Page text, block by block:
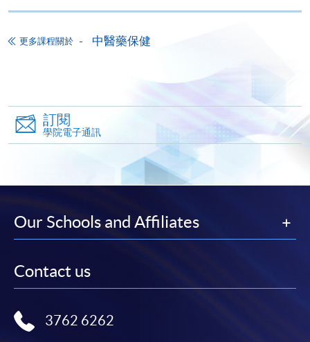
辦事」、微信支付（WeChat Pay）或支付寶
如以劃線支票或銀行本票繳付，抬頭請註明「香港大
學專業進修學院」。支票背面請寫上課程名稱及申請
人姓名。 閣下可：
親臨學院各報名中心遞交劃線支票、報名表格及有關
或可將上述文件一併寄交各報名中心，信封上請註明
「報讀課程」，惟學院對郵遞失誤而遺失的支票及個
3. VISA / Mastercard
申請人可親臨學院任何一所報名中心，以 VISA 或
Mastercard（包括「香港大學專業進修學院
更多課程關於 中醫藥保健
訂閱
學院電子通訊
Our Schools and Affiliates
Contact us
3762 6262